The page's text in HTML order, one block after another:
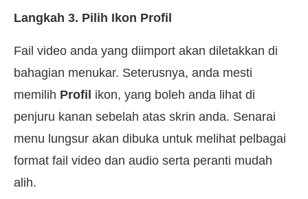
Langkah 3. Pilih Ikon Profil
Fail video anda yang diimport akan diletakkan di
bahagian menukar. Seterusnya, anda mesti
memilih Profil ikon, yang boleh anda lihat di
penjuru kanan sebelah atas skrin anda. Senarai
menu lungsur akan dibuka untuk melihat pelbagai
format fail video dan audio serta peranti mudah
alih.